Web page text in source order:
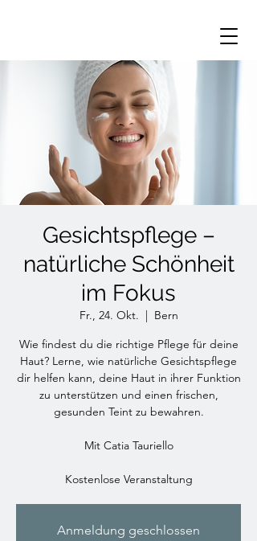
Gesichtspflege –
natürliche Schönheit
im Fokus
Fr., 24. Okt.
  |
Bern
Wie findest du die richtige Pflege für deine
Haut? Lerne, wie natürliche Gesichtspflege
dir helfen kann, deine Haut in ihrer Funktion
zu unterstützen und einen frischen,
gesunden Teint zu bewahren.
Mit Catia Tauriello
Kostenlose Veranstaltung
Anmeldung geschlossen